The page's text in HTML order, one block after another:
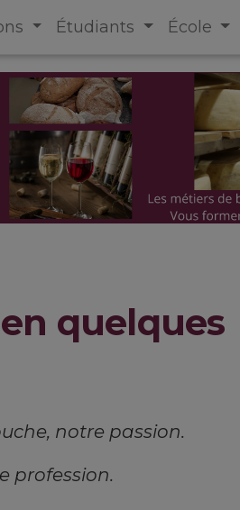
Étudiants École
quelques
notre passion.
profession.